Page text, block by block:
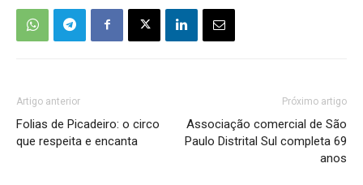
Artigo anterior
Folias de Picadeiro: o circo
que respeita e encanta
Próximo artigo
Associação comercial de São
Paulo Distrital Sul completa 69
anos